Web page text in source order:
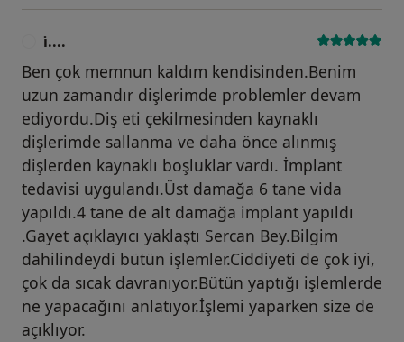
i̇....
Ben çok memnun kaldım kendisinden.Benim
uzun zamandır dişlerimde problemler devam
ediyordu.Diş eti çekilmesinden kaynaklı
dişlerimde sallanma ve daha önce alınmış
dişlerden kaynaklı boşluklar vardı. İmplant
tedavisi uygulandı.Üst damağa 6 tane vida
yapıldı.4 tane de alt damağa implant yapıldı
.Gayet açıklayıcı yaklaştı Sercan Bey.Bilgim
dahilindeydi bütün işlemler.Ciddiyeti de çok iyi,
çok da sıcak davranıyor.Bütün yaptığı işlemlerde
ne yapacağını anlatıyor.İşlemi yaparken size de
açıklıyor.